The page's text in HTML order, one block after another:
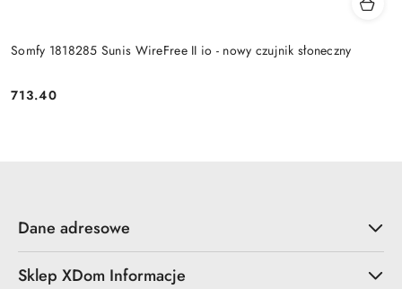
Somfy 1818285 Sunis WireFree II io - nowy czujnik słoneczny
Cena:
713.40
Dane adresowe
Sklep XDom Informacje